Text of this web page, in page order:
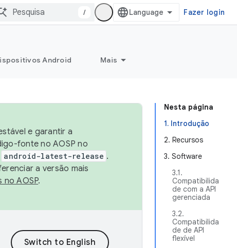
/ Fazer login
Android Mais
Nesta página
1. Introdução
2. Recursos
3. Software
3.1.
Compatibilida
de com a API
gerenciada
3.2.
Compatibilida
de de API
flexível
e garantir a
fonte no AOSP no
android-latest-release .
a versão mais
no AOSP.